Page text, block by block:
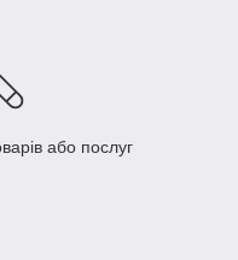
або послуг